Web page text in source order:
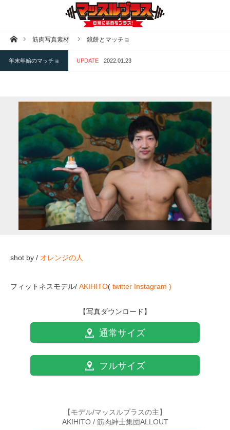
ホーム筋肉写真素材 鏡餅とマッチョ
年末年始のマッチョ UPDATE 2022.01.23
shot by / オレンジの人
フィットネスモデル/ AKIHITO( twitter Instagram )
【写真ダウンロード】
通常サイズ
フルサイズ
【モデル/マッスルプラスの主】
AKIHITO / 筋肉紳士集団ALLOUT